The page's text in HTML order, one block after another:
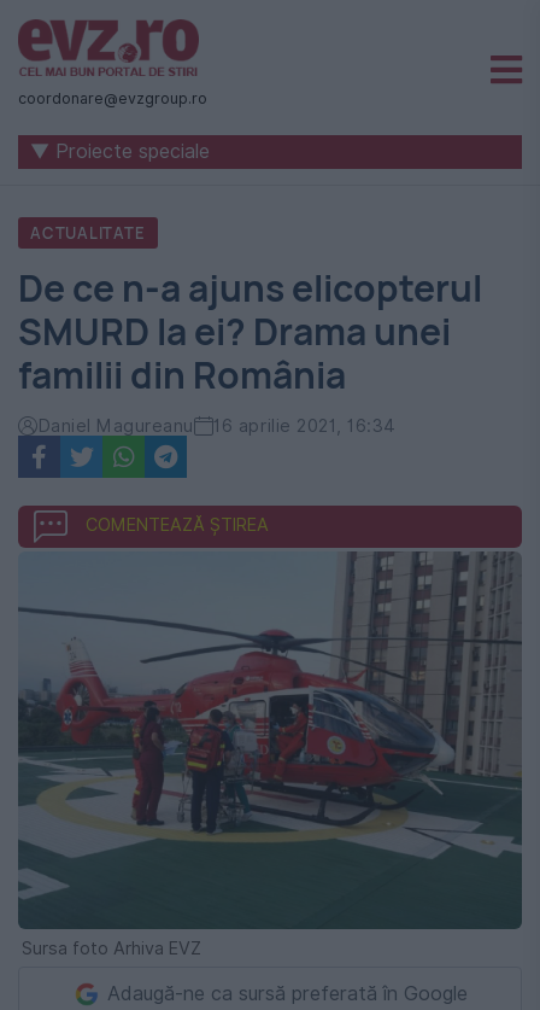
Știri
naționale
internaționale
România
-
Evenimentul
Zilei
coordonare@evzgroup.ro
▼ Proiecte speciale
ACTUALITATE
De ce n-a ajuns elicopterul
SMURD la ei? Drama unei
familii din România
Daniel Magureanu 16 aprilie 2021, 16:34
COMENTEAZĂ ȘTIREA
Sursa foto Arhiva EVZ
Adaugă-ne ca sursă preferată în Google